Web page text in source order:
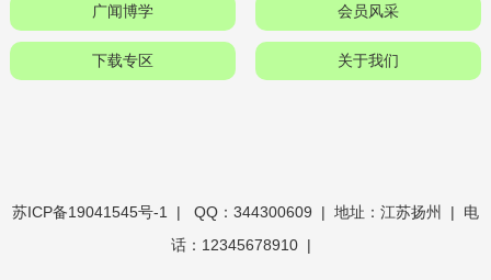
广闻博学 会员风采
下载专区 关于我们
苏ICP备19041545号-1
| QQ：344300609 | 地址：江苏扬州 | 电
话：12345678910 |